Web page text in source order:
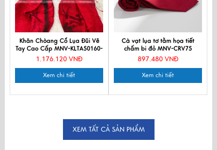
Khăn Chòang Cổ Lụa Đũi Vẽ
Tay Cao Cấp MNV-KLTA50160-
1
1.176.120 VNĐ
Xem chi tiết
Cà vạt lụa tơ tằm họa tiết
chấm bi đỏ MNV-CRV75
897.480 VNĐ
Xem chi tiết
XEM TẤT CẢ SẢN PHẨM